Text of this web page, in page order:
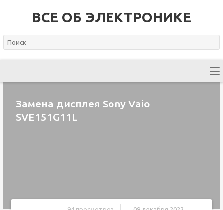
ВСЕ ОБ ЭЛЕКТРОНИКЕ
Замена дисплея Sony Vaio
SVE151G11L